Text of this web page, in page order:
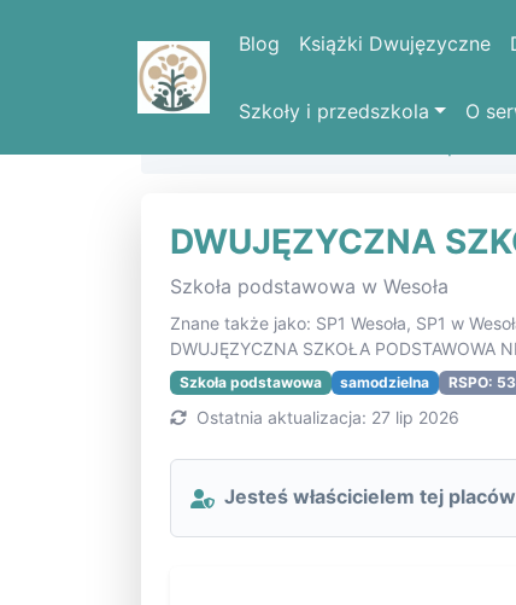
Blog Książki Dwujęzyczne
Szkoły i przedszkola O
DWUJĘZYCZNA
Szkoła podstawowa w Wesoła
Znane także jako: SP1 Wesoła, SP1 w
DWUJĘZYCZNA SZKOŁA PODSTAWOWA
Szkoła podstawowa samodzielna RSPO:
Ostatnia aktualizacja: 27 lip 2026
Jesteś właścicielem tej